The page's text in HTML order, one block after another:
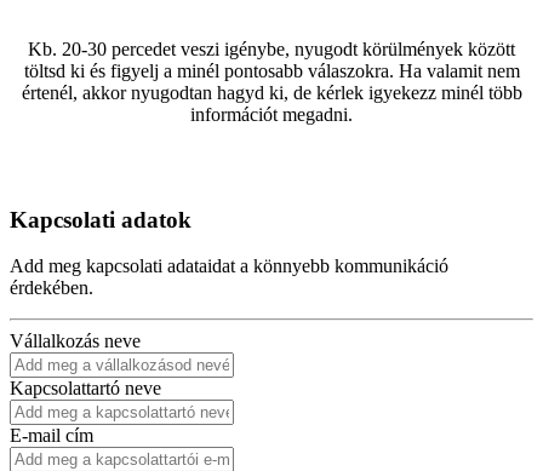
Kb. 20-30 percedet veszi igénybe, nyugodt körülmények között
töltsd ki és figyelj a minél pontosabb válaszokra. Ha valamit nem
értenél, akkor nyugodtan hagyd ki, de kérlek igyekezz minél több
információt megadni.
Kapcsolati adatok
Add meg kapcsolati adataidat a könnyebb kommunikáció
érdekében.
Vállalkozás neve
Kapcsolattartó neve
E-mail cím